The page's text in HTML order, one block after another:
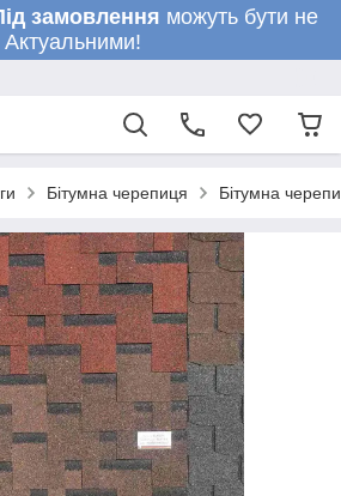
замовлення можуть бути не
Актуальними!
Бітумна черепиця Бітумна